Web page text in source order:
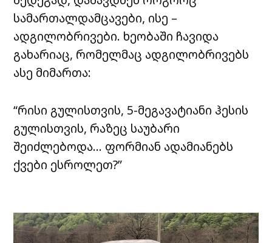
სამართალდამცავები, ისე –
ადგილობრივები. ხეობაში ჩავიდა
გახარიაც, რომელმაც ადგილობრივებს
ასე მიმართა:
“რისი გულისთვის, 5-მეგავატიანი ჰესის
გულისთვის, რაზეც საუბარი
შეიძლებოდა… ფორმიან ადამიანებს
ქვები ესროლეთ?”